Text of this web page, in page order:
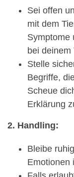
Sei offen
mit dem
Symptome
bei deinem
Stelle
Begriffe,
Scheue
Erklärung
2. Handling:
Bleibe
Emotionen